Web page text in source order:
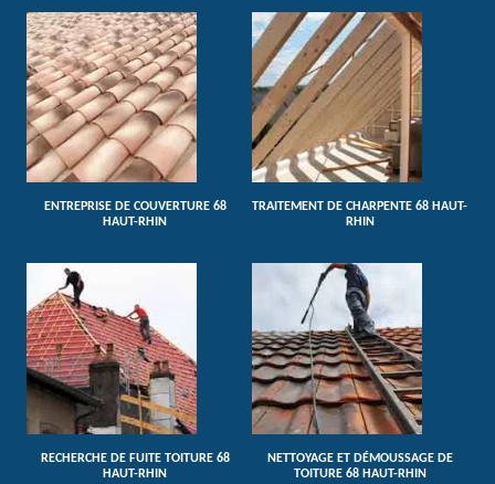
ENTREPRISE DE COUVERTURE 68
HAUT-RHIN
TRAITEMENT DE CHARPENTE 68 HAUT-
RHIN
RECHERCHE DE FUITE TOITURE 68
HAUT-RHIN
NETTOYAGE ET DÉMOUSSAGE DE
TOITURE 68 HAUT-RHIN